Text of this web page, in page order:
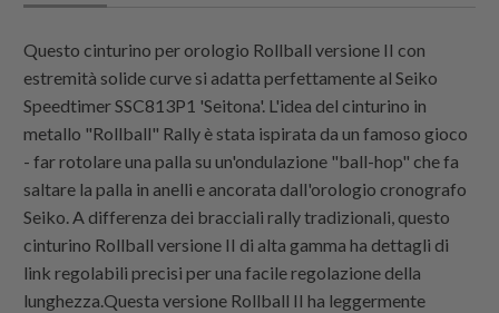
Questo cinturino per orologio Rollball versione II con
estremità solide curve si adatta perfettamente al Seiko
Speedtimer SSC813P1 'Seitona'. L'idea del cinturino in
metallo "Rollball" Rally è stata ispirata da un famoso gioco
- far rotolare una palla su un'ondulazione "ball-hop" che fa
saltare la palla in anelli e ancorata dall'orologio cronografo
Seiko. A differenza dei bracciali rally tradizionali, questo
cinturino Rollball versione II di alta gamma ha dettagli di
link regolabili precisi per una facile regolazione della
lunghezza.Questa versione Rollball II ha leggermente